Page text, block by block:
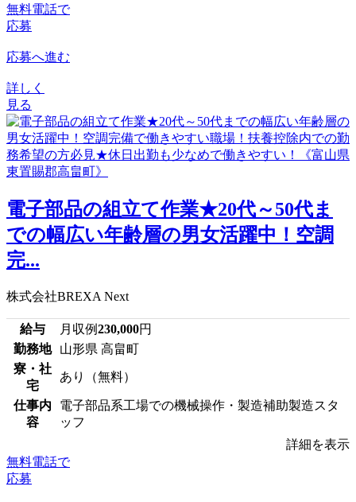
無料電話で
応募
応募へ進む
詳しく
見る
電子部品の組立て作業★20代～50代ま
での幅広い年齢層の男女活躍中！空調
完...
株式会社BREXA Next
給与 月収例230,000円
勤務地
山形県 高畠町
寮・社
宅
あり（無料）
仕事内
容
電子部品系工場での機械操作・製造補助製造スタ
ッフ
詳細を表示
無料電話で
応募